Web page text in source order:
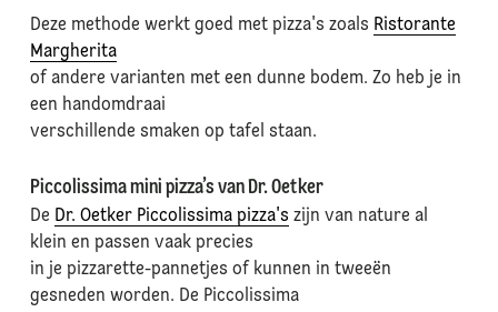
Deze methode werkt goed met pizza's zoals Ristorante
Margherita
of andere varianten met een dunne bodem. Zo heb je in
een handomdraai
verschillende smaken op tafel staan.
Piccolissima mini pizza’s van Dr. Oetker
De Dr. Oetker Piccolissima pizza's zijn van nature al
klein en passen vaak precies
in je pizzarette-pannetjes of kunnen in tweeën
gesneden worden. De Piccolissima